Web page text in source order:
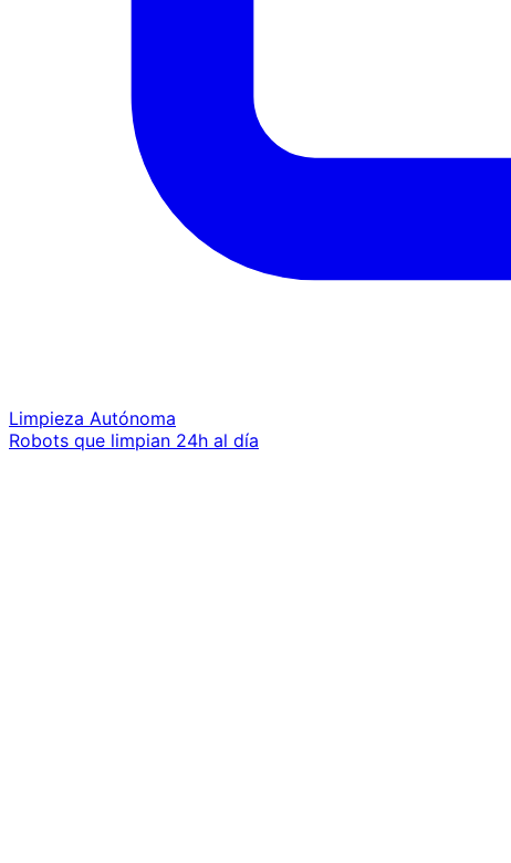
Limpieza Autónoma
Robots que limpian 24h al día